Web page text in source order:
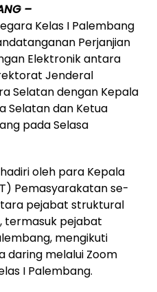
–
Kelas I Palembang
Perjanjian
Elektronik antara
Jenderal
Selatan dengan Kepala
Selatan dan Ketua
pada Selasa
oleh para Kepala
Pemasyarakatan se-
pejabat struktural
termasuk pejabat
mengikuti
daring melalui Zoom
I Palembang.